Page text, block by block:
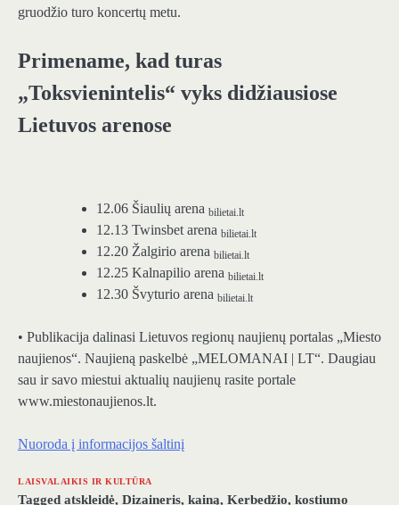
gruodžio turo koncertų metu.
Primename, kad turas
„Toksvienintelis“ vyks didžiausiose
Lietuvos arenose
12.06 Šiaulių arena bilietai.lt
12.13 Twinsbet arena bilietai.lt
12.20 Žalgirio arena bilietai.lt
12.25 Kalnapilio arena bilietai.lt
12.30 Švyturio arena bilietai.lt
• Publikacija dalinasi Lietuvos regionų naujienų portalas „Miesto
naujienos“. Naujieną paskelbė „MELOMANAI | LT“. Daugiau
sau ir savo miestui aktualių naujienų rasite portale
www.miestonaujienos.lt.
Nuoroda į informacijos šaltinį
LAISVALAIKIS IR KULTŪRA
Tagged atskleidė, Dizaineris, kainą, Kerbedžio, kostiumo